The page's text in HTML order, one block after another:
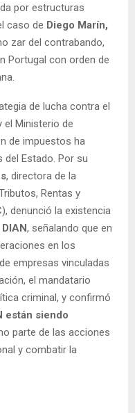
por estructuras
caso de Diego Marín,
zar del contrabando,
Portugal con orden de
de lucha contra el
el Ministerio de
de impuestos ha
Estado. Por su
, directora de la
Rentas y
denunció la existencia
, señalando que en
en los
empresas vinculadas
el mandatario
criminal, y confirmó
están siendo
parte de las acciones
y combatir la